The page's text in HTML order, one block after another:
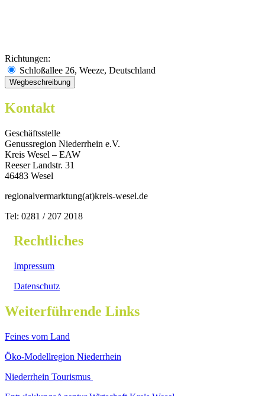
Richtungen:
Schloßallee 26, Weeze, Deutschland
Kontakt
Geschäftsstelle
Genussregion Niederrhein e.V.
Kreis Wesel – EAW
Reeser Landstr. 31
46483 Wesel
regionalvermarktung(at)kreis-wesel.de
Tel: 0281 / 207 2018
Rechtliches
Impressum
Datenschutz
Weiterführende Links
Feines vom Land
Öko-Modellregion Niederrhein
Niederrhein Tourismus